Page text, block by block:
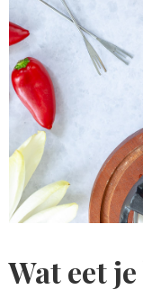
Wat eet